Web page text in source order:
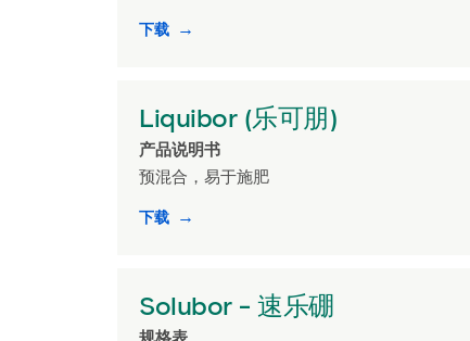
下载
Liquibor (乐可朋)
产品说明书
预混合，易于施肥
下载
Solubor - 速乐硼